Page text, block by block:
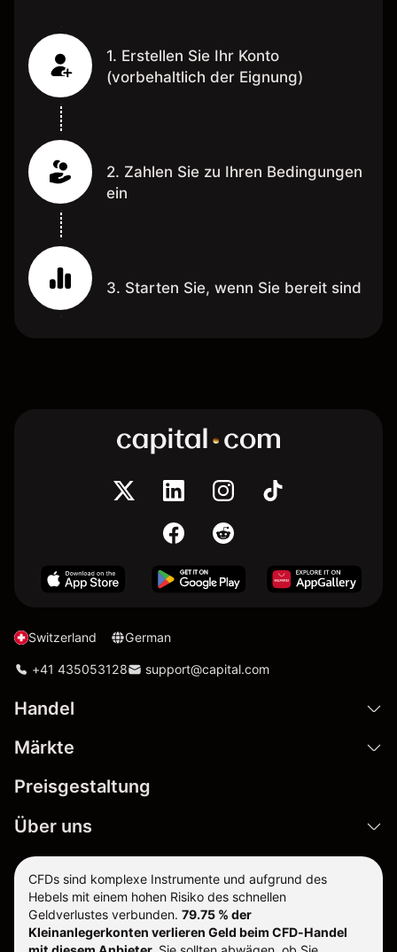
1. Erstellen Sie Ihr Konto
(vorbehaltlich der Eignung)
2. Zahlen Sie zu Ihren Bedingungen
ein
3. Starten Sie, wenn Sie bereit sind
Switzerland German
+41 435053128 support@capital.com
Handel
Märkte
Preisgestaltung
Über uns
CFDs sind komplexe Instrumente und aufgrund des
Hebels mit einem hohen Risiko des schnellen
Geldverlustes verbunden. 79.75 % der
Kleinanlegerkonten verlieren Geld beim CFD-Handel